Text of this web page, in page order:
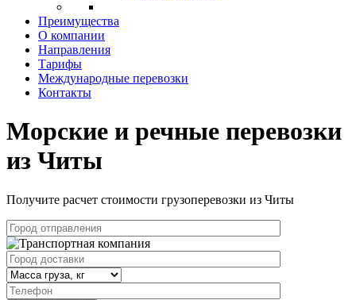
Преимущества
О компании
Направления
Тарифы
Международные перевозки
Контакты
Морские и речные перевозки
из Читы
Получите расчет стоимости грузоперевозки из Читы